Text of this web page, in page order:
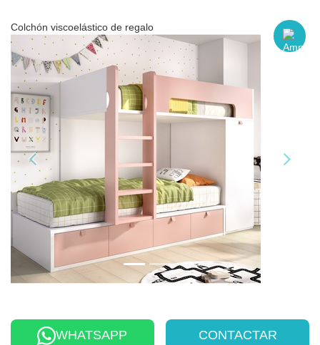
Colchón viscoelástico de regalo
WHATSAPP CONTACTAR